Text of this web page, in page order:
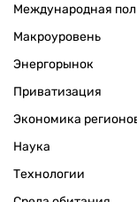
Международная
Макроуровень
Энергорынок
Приватизация
Экономика
Наука
Технологии